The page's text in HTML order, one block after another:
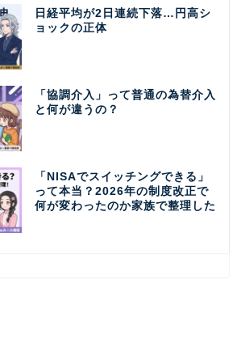
日経平均が2日連続下落…円高シ
ョックの正体
「協調介入」って普通の為替介入
と何が違うの？
「NISAでスイッチングできる」
って本当？2026年の制度改正で
何が変わったのか家族で整理した